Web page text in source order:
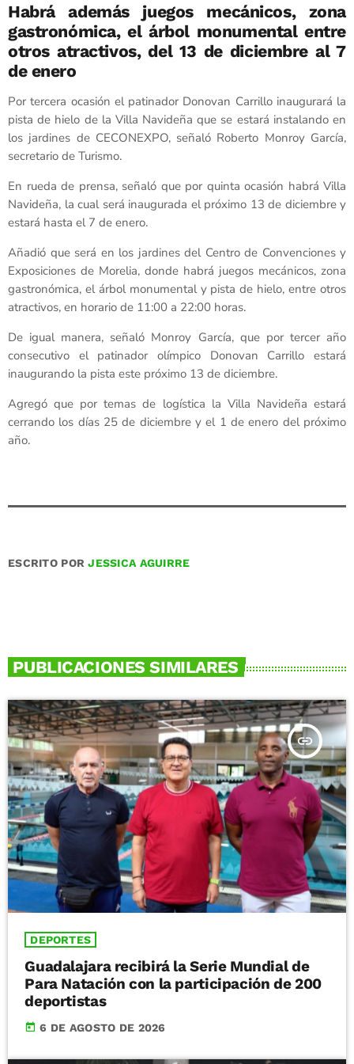
Habrá además juegos mecánicos, zona
gastronómica, el árbol monumental entre
otros atractivos, del 13 de diciembre al 7
de enero
Por tercera ocasión el patinador Donovan Carrillo inaugurará la
pista de hielo de la Villa Navideña que se estará instalando en
los jardines de CECONEXPO, señaló Roberto Monroy García,
secretario de Turismo.
En rueda de prensa, señaló que por quinta ocasión habrá Villa
Navideña, la cual será inaugurada el próximo 13 de diciembre y
estará hasta el 7 de enero.
Añadió que será en los jardines del Centro de Convenciones y
Exposiciones de Morelia, donde habrá juegos mecánicos, zona
gastronómica, el árbol monumental y pista de hielo, entre otros
atractivos, en horario de 11:00 a 22:00 horas.
De igual manera, señaló Monroy García, que por tercer año
consecutivo el patinador olímpico Donovan Carrillo estará
inaugurando la pista este próximo 13 de diciembre.
Agregó que por temas de logística la Villa Navideña estará
cerrando los días 25 de diciembre y el 1 de enero del próximo
año.
ESCRITO PORJESSICA AGUIRRE
PUBLICACIONES SIMILARES
insert_link
DEPORTES
Guadalajara recibirá la Serie Mundial de
Para Natación con la participación de 200
deportistas
today 6 DE AGOSTO DE 2026